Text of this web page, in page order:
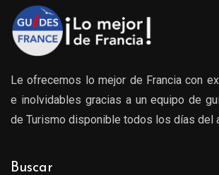
Le ofrecemos lo mejor de Francia con
e inolvidables gracias a un equipo de
de Turismo disponible todos los días del
Buscar